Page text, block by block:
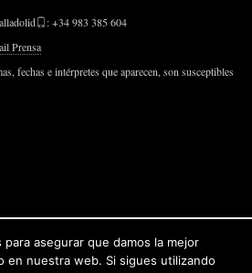
: +34 983 385 604
Prensa
fechas e intérpretes que aparecen, son susceptibles
para asegurar que damos la mejor
en nuestra web. Si sigues utilizando